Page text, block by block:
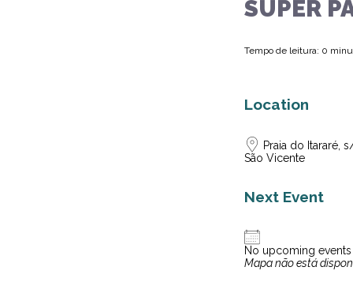
SUPER
Tempo de leitura: 0
Location
Praia do Itararé,
São Vicente
Next Event
No upcoming events
Mapa não está